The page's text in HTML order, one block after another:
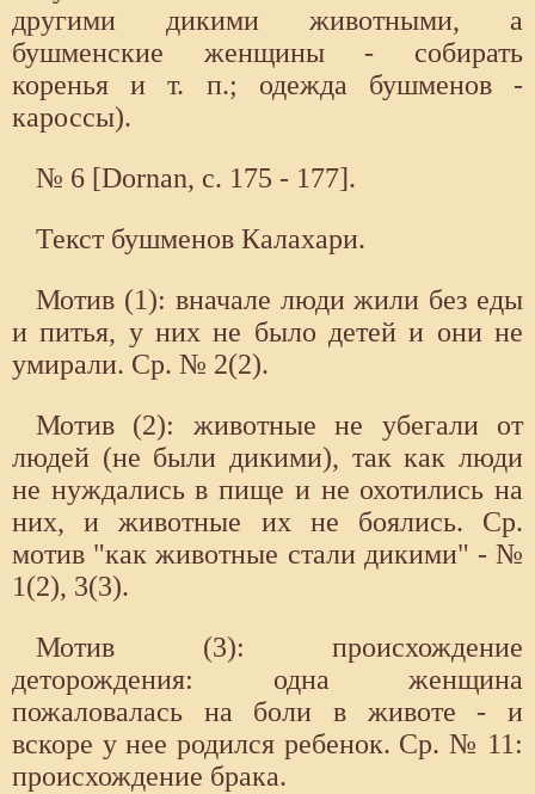
другими дикими животными, а
бушменские женщины - собирать
коренья и т. п.; одежда бушменов -
кароссы).
№ 6 [Dornan, с. 175 - 177].
Текст бушменов Калахари.
Мотив (1): вначале люди жили без еды
и питья, у них не было детей и они не
умирали. Ср. № 2(2).
Мотив (2): животные не убегали от
людей (не были дикими), так как люди
не нуждались в пище и не охотились на
них, и животные их не боялись. Ср.
мотив "как животные стали дикими" - №
1(2), 3(3).
Мотив (3): происхождение
деторождения: одна женщина
пожаловалась на боли в животе - и
вскоре у нее родился ребенок. Ср. № 11:
происхождение брака.